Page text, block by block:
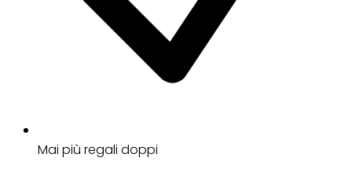
Mai più regali doppi